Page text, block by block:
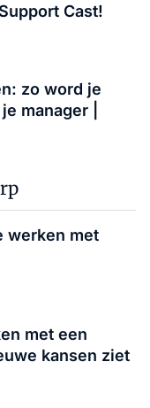
Cast!
zo word je
manager |
werken met
met een
kansen ziet